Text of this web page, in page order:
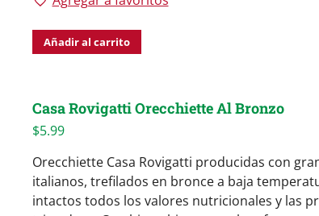
Añadir al carrito
Casa Rovigatti Orecchiette Al Bronzo
$5.99
Orecchiette Casa Rovigatti producidas con
italianos, trefilados en bronce a baja
intactos todos los valores nutricionales y las